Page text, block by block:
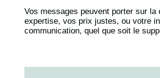
Vos messages peuvent porter sur
expertise, vos prix justes, ou votre
communication, quel que soit le